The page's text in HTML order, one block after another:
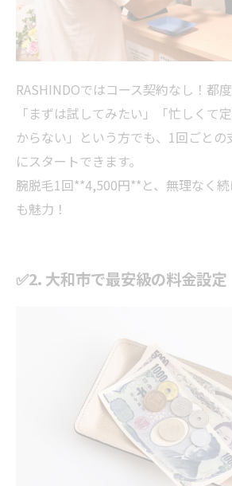
RASHINDOではコース契約なし！都度
「まずは試してみたい」「忙しくて
からない」という方でも、1回ごとの
にスタートできます。
腕脱毛1回**4,500円**と、無理なく
も魅力！
✅2. 大和市で最安級の料金設定